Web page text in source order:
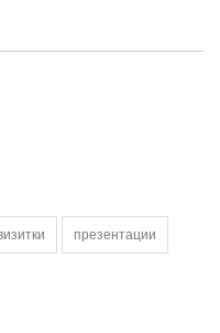
презентации